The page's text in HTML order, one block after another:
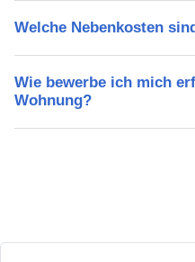
Welche Nebenkosten
Wie bewerbe ich mich
Wohnung?